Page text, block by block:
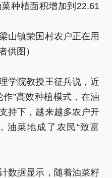
种植面积增加到22.61
山镇荣国村农户正在用
供图）
学院教授王征兵说，近
”高效种植模式，在油
持下，越来越多农户开
油菜地成了农民“致富
数据显示，随着油菜籽